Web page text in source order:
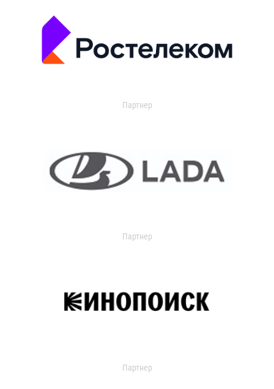
Партнер
Партнер
Партнер